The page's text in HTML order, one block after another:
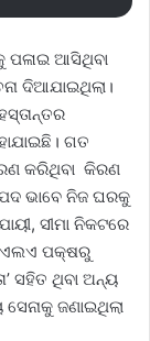
ପଳାଇ ଆସିଥିବା
ଦିଆଯାଇଥିଲା।
ଗତ
କରିଥିବା କିରଣ
ଭାବେ ନିଜ ଘରକୁ
ସୀମା ନିକଟରେ
ପକ୍ଷରୁ
ସହିତ ଥିବା ଅନ୍ୟ
ଜଣାଇଥିଲା